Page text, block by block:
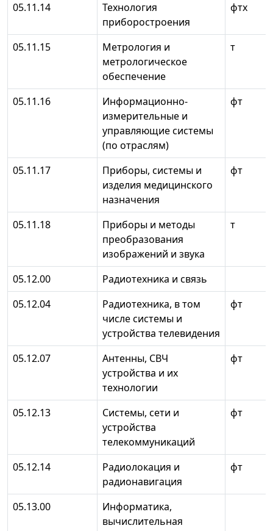
05.11.14
Технология
приборостроения
фтх
05.11.15
Метрология и
метрологическое
обеспечение
т
05.11.16
Информационно-
измерительные и
управляющие системы
(по отраслям)
фт
05.11.17
Приборы, системы и
изделия медицинского
назначения
фт
05.11.18
Приборы и методы
преобразования
изображений и звука
т
05.12.00
Радиотехника и связь
05.12.04
Радиотехника, в том
числе системы и
устройства телевидения
фт
05.12.07
Антенны, СВЧ
устройства и их
технологии
фт
05.12.13
Системы, сети и
устройства
телекоммуникаций
фт
05.12.14
Радиолокация и
радионавигация
фт
05.13.00
Информатика,
вычислительная